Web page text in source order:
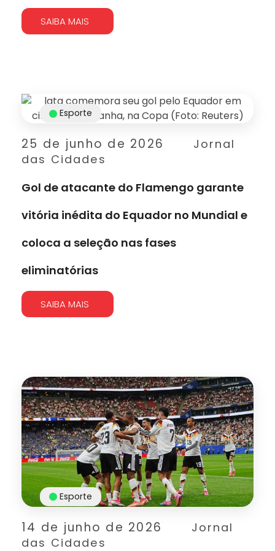
SAIBA MAIS
25 de junho de 2026
Jornal
das Cidades
Esporte
Gol de atacante do Flamengo garante
vitória inédita do Equador no Mundial e
coloca a seleção nas fases
eliminatórias
SAIBA MAIS
14 de junho de 2026
Jornal
das Cidades
Esporte